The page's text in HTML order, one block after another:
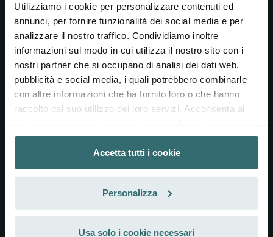
Utilizziamo i cookie per personalizzare contenuti ed
annunci, per fornire funzionalità dei social media e per
analizzare il nostro traffico. Condividiamo inoltre
informazioni sul modo in cui utilizza il nostro sito con i
nostri partner che si occupano di analisi dei dati web,
pubblicità e social media, i quali potrebbero combinarle
con altre informazioni che ha fornito loro o che hanno
raccolto dal suo utilizzo dei loro servizi. Acconsenta ai
Datenschutzerklärung der Zehnder Group
Zehnder Group België nv/sa: Déclarations de confidentialité
Zehnder Group Czech Republic s.r.o.: Zásady ochrany
Accetta tutti i cookie
Personalizza
Usa solo i cookie necessari
Gränichen (Svizzera) dal 1895 e impiega circa 3300 persone in
tutto il mondo. I prodotti e i sistemi di Zehnder Group per il
riscaldamento e il raffreddamento, la ventilazione comfort per
ambienti e la pulizia dell'aria sono caratterizzati da un design
eccezionale e da un'elevata efficienza energetica. Con il motto
"Always the best climate", Zehnder Group continuerà anche in
futuro a impegnarsi per il miglior clima ambientale, con
l'obiettivo di essere la prima scelta per i propri clienti e un
partner su cui poter contare.
Contattaci
+41 62 855 11 11
filter@zehnder-systems.ch
Moortalstrasse 3, 5722 Gränichen, Schweiz